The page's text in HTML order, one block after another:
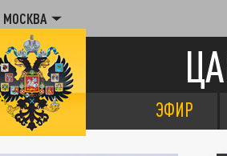
МОСКВА
ЭФИР